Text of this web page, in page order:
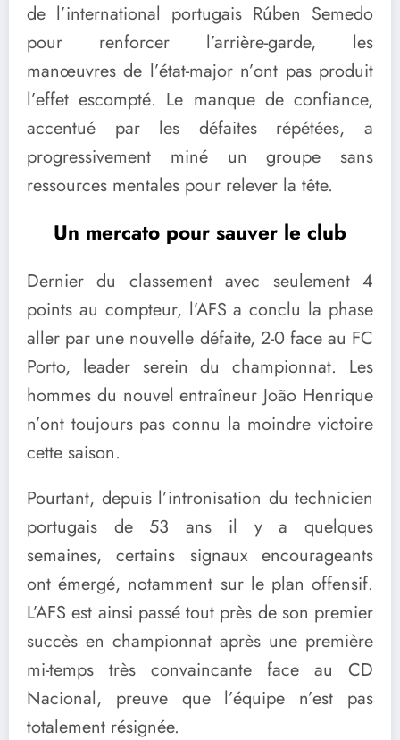
de l’international portugais Rúben Semedo
pour renforcer l’arrière-garde, les
manœuvres de l’état-major n’ont pas produit
l’effet escompté. Le manque de confiance,
accentué par les défaites répétées, a
progressivement miné un groupe sans
ressources mentales pour relever la tête.
Un mercato pour sauver le club
Dernier du classement avec seulement 4
points au compteur, l’AFS a conclu la phase
aller par une nouvelle défaite, 2-0 face au FC
Porto, leader serein du championnat. Les
hommes du nouvel entraîneur João Henrique
n’ont toujours pas connu la moindre victoire
cette saison.
Pourtant, depuis l’intronisation du technicien
portugais de 53 ans il y a quelques
semaines, certains signaux encourageants
ont émergé, notamment sur le plan offensif.
L’AFS est ainsi passé tout près de son premier
succès en championnat après une première
mi-temps très convaincante face au CD
Nacional, preuve que l’équipe n’est pas
totalement résignée.